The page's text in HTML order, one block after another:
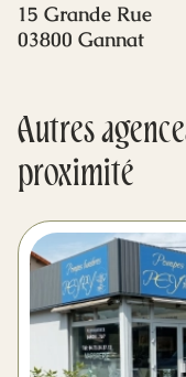
15 Grande Rue
03800 Gannat
Autres
proximité